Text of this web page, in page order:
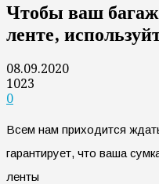
Чтобы ваш
ленте,
08.09.2020
1023
0
Всем нам приходится
гарантирует, что ваша
ленты